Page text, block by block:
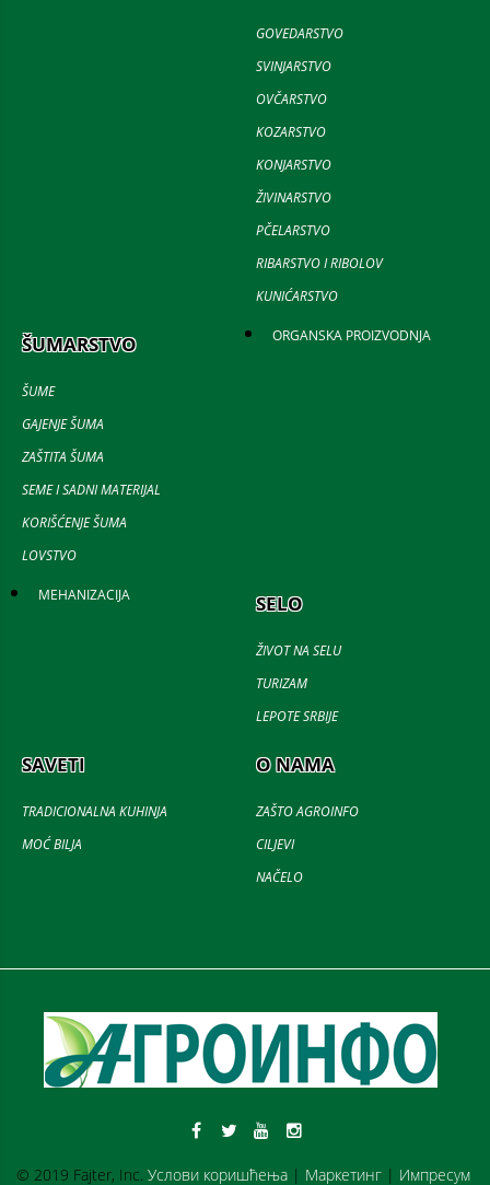
GOVEDARSTVO
SVINJARSTVO
OVČARSTVO
KOZARSTVO
KONJARSTVO
ŽIVINARSTVO
PČELARSTVO
RIBARSTVO I RIBOLOV
KUNIĆARSTVO
ŠUMARSTVO
ŠUME
GAJENJE ŠUMA
ZAŠTITA ŠUMA
SEME I SADNI MATERIJAL
KORIŠĆENJE ŠUMA
LOVSTVO
ORGANSKA PROIZVODNJA
MEHANIZACIJA SELO
ŽIVOT NA SELU
TURIZAM
LEPOTE SRBIJE
SAVETI
TRADICIONALNA KUHINJA
MOĆ BILJA
O NAMA
ZAŠTO AGROINFO
CILJEVI
NAČELO
© 2019 Fajter, Inc. Услови коришћења | Маркетинг | Импресум